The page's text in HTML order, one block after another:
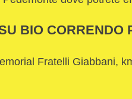
BIO CORRENDO
Fratelli Giabbani,